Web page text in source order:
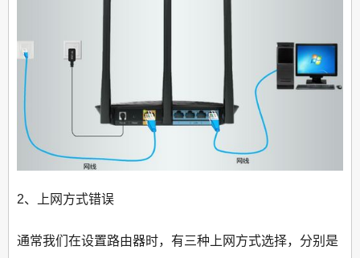
2、上网方式错误
通常我们在设置路由器时，有三种上网方式选择，分别是